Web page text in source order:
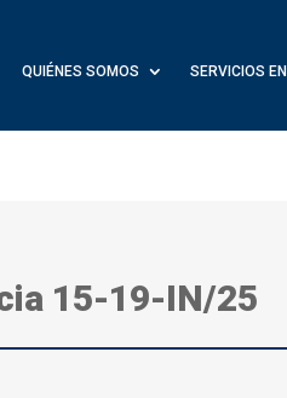
QUIÉNES SOMOS SERVICIOS
15-19-IN/25